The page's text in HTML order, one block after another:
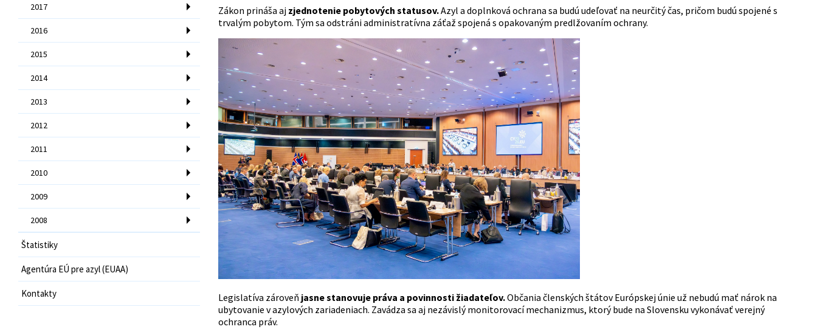
2017
2016
2015
2014
2013
2012
2011
2010
2009
2008
Štatistiky
Agentúra EÚ pre azyl (EUAA)
Kontakty
Zákon prináša aj zjednotenie pobytových statusov.Azyl a doplnková ochrana sa budú udeľovať na neurčitý čas, pričom budú spojené s
trvalým pobytom. Tým sa odstráni administratívna záťaž spojená s opakovaným predlžovaním ochrany.
Legislatíva zároveň jasne stanovuje práva a povinnosti žiadateľov.Občania členských štátov Európskej únie už nebudú mať nárok na
ubytovanie v azylových zariadeniach. Zavádza sa aj nezávislý monitorovací mechanizmus, ktorý bude na Slovensku vykonávať verejný
ochranca práv.